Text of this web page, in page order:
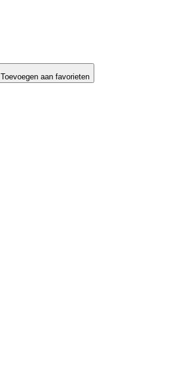
Toevoegen aan favorieten